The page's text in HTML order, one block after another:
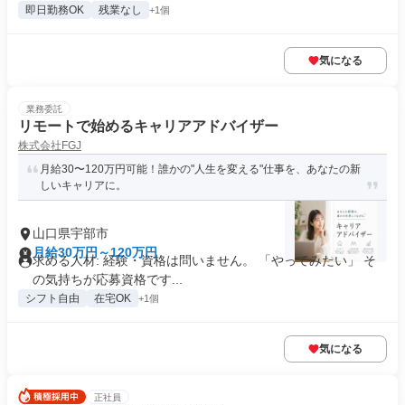
即日勤務OK 残業なし +1個
気になる
業務委託
リモートで始めるキャリアアドバイザー
株式会社FGJ
月給30〜120万円可能！誰かの"人生を変える"仕事を、あなたの新
しいキャリアに。
山口県宇部市
月給30万円～120万円
求める人材: 経験・資格は問いません。 「やってみたい」 そ
の気持ちが応募資格です...
シフト自由 在宅OK +1個
気になる
正社員